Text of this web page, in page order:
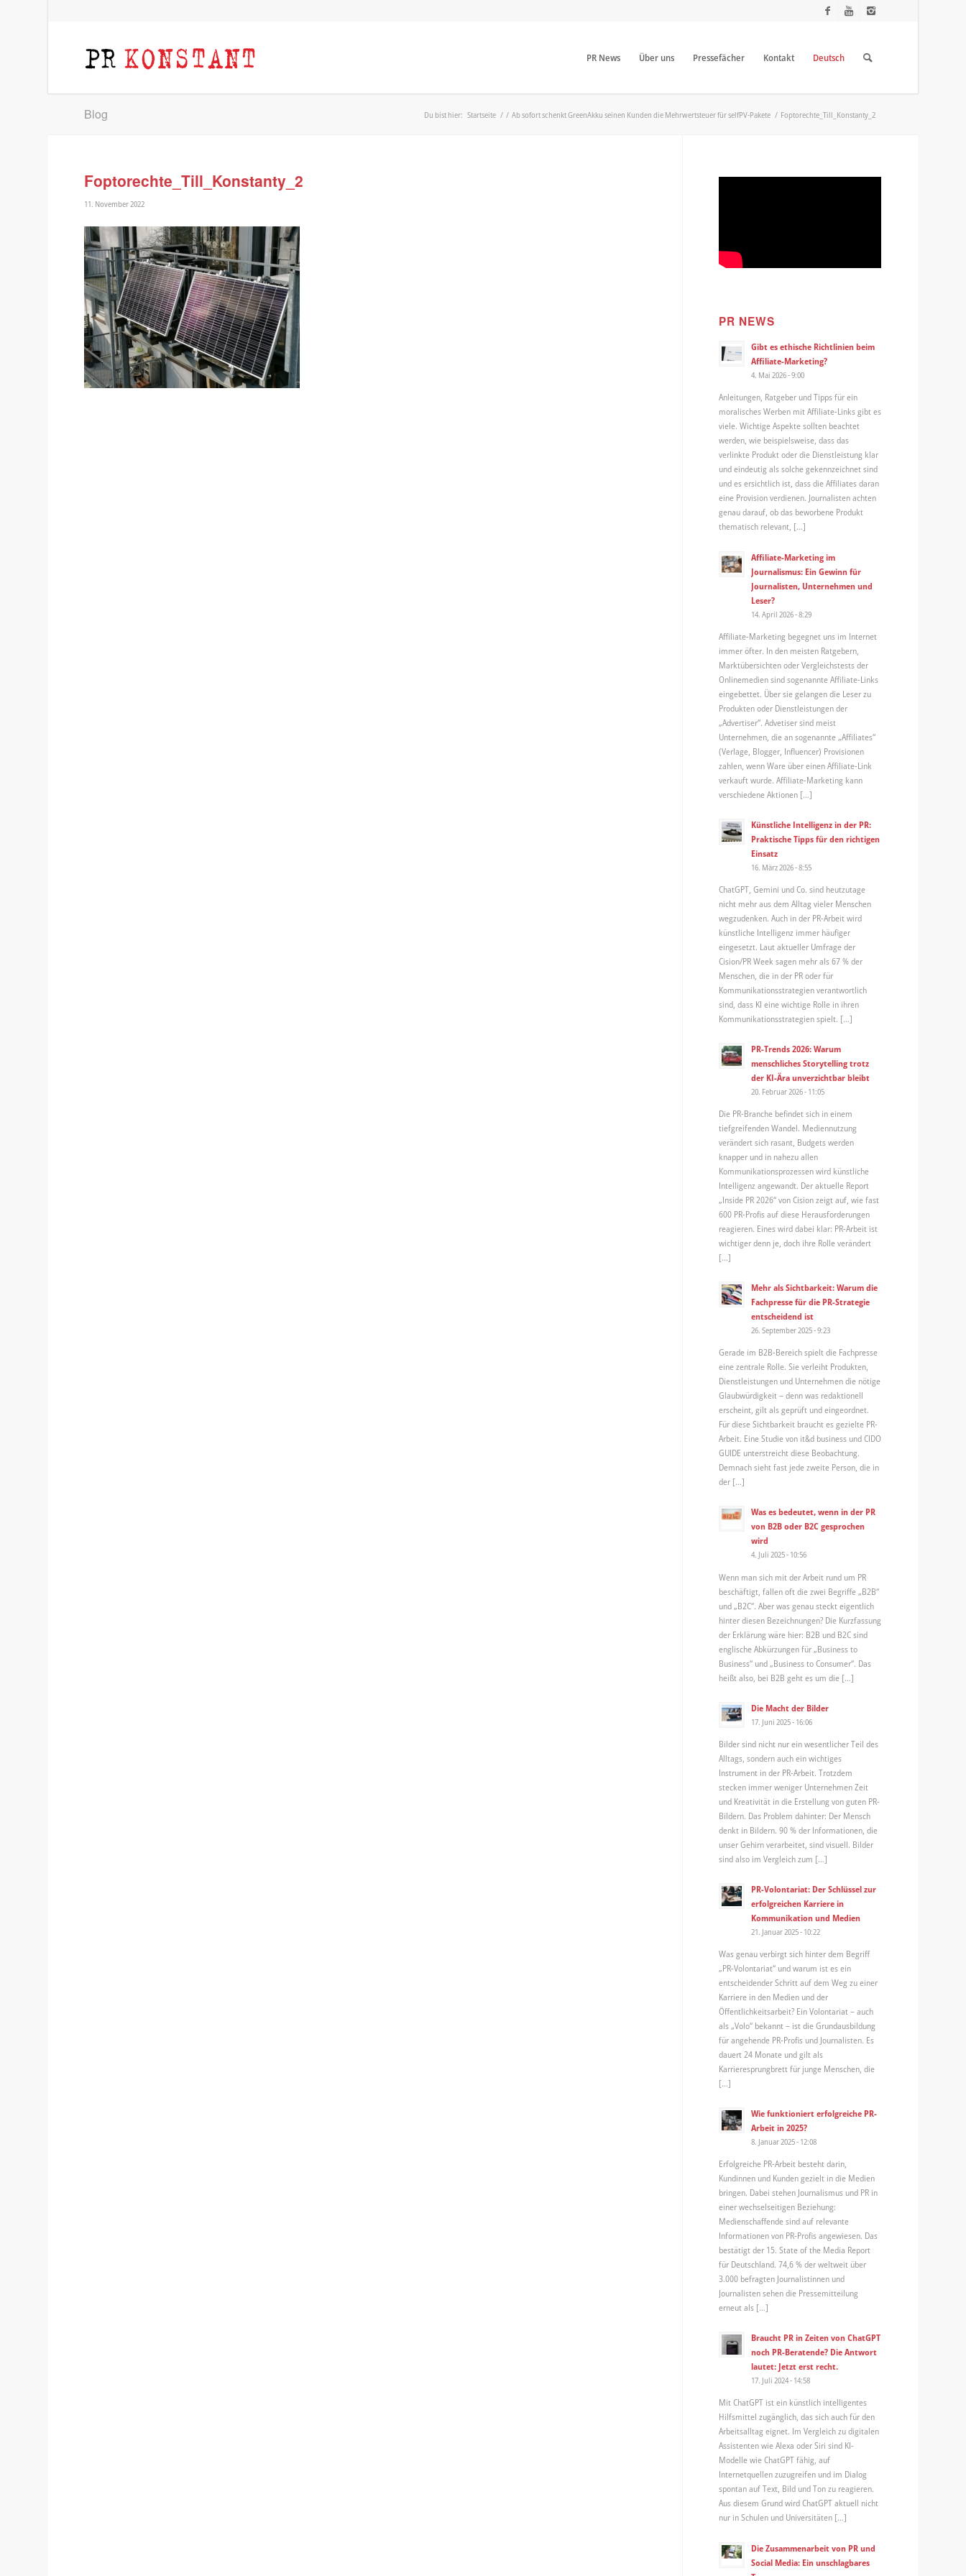
PR News Über uns Pressefächer Kontakt Deutsch
Blog Du bist hier: Startseite / / Ab sofort schenkt GreenAkku seinen Kunden die Mehrwertsteuer für selfPV-Pakete / Foptorechte_Till_Konstanty_2
Foptorechte_Till_Konstanty_2
11. November 2022
PR NEWS
Gibt es ethische Richtlinien beim
Affiliate-Marketing?
4. Mai 2026 - 9:00
Anleitungen, Ratgeber und Tipps für ein
moralisches Werben mit Affiliate-Links gibt es
viele. Wichtige Aspekte sollten beachtet
werden, wie beispielsweise, dass das
verlinkte Produkt oder die Dienstleistung klar
und eindeutig als solche gekennzeichnet sind
und es ersichtlich ist, dass die Affiliates daran
eine Provision verdienen. Journalisten achten
genau darauf, ob das beworbene Produkt
thematisch relevant, […]
Affiliate-Marketing im
Journalismus: Ein Gewinn für
Journalisten, Unternehmen und
Leser?
14. April 2026 - 8:29
Affiliate-Marketing begegnet uns im Internet
immer öfter. In den meisten Ratgebern,
Marktübersichten oder Vergleichstests der
Onlinemedien sind sogenannte Affiliate-Links
eingebettet. Über sie gelangen die Leser zu
Produkten oder Dienstleistungen der
„Advertiser“. Advetiser sind meist
Unternehmen, die an sogenannte „Affiliates“
(Verlage, Blogger, Influencer) Provisionen
zahlen, wenn Ware über einen Affiliate-Link
verkauft wurde. Affiliate-Marketing kann
verschiedene Aktionen […]
Künstliche Intelligenz in der PR:
Praktische Tipps für den richtigen
Einsatz
16. März 2026 - 8:55
ChatGPT, Gemini und Co. sind heutzutage
nicht mehr aus dem Alltag vieler Menschen
wegzudenken. Auch in der PR-Arbeit wird
künstliche Intelligenz immer häufiger
eingesetzt. Laut aktueller Umfrage der
Cision/PR Week sagen mehr als 67 % der
Menschen, die in der PR oder für
Kommunikationsstrategien verantwortlich
sind, dass KI eine wichtige Rolle in ihren
Kommunikationsstrategien spielt. […]
PR-Trends 2026: Warum
menschliches Storytelling trotz
der KI-Ära unverzichtbar bleibt
20. Februar 2026 - 11:05
Die PR-Branche befindet sich in einem
tiefgreifenden Wandel. Mediennutzung
verändert sich rasant, Budgets werden
knapper und in nahezu allen
Kommunikationsprozessen wird künstliche
Intelligenz angewandt. Der aktuelle Report
„Inside PR 2026“ von Cision zeigt auf, wie fast
600 PR-Profis auf diese Herausforderungen
reagieren. Eines wird dabei klar: PR-Arbeit ist
wichtiger denn je, doch ihre Rolle verändert
[…]
Mehr als Sichtbarkeit: Warum die
Fachpresse für die PR-Strategie
entscheidend ist
26. September 2025 - 9:23
Gerade im B2B-Bereich spielt die Fachpresse
eine zentrale Rolle. Sie verleiht Produkten,
Dienstleistungen und Unternehmen die nötige
Glaubwürdigkeit – denn was redaktionell
erscheint, gilt als geprüft und eingeordnet.
Für diese Sichtbarkeit braucht es gezielte PR-
Arbeit. Eine Studie von it&d business und CIDO
GUIDE unterstreicht diese Beobachtung.
Demnach sieht fast jede zweite Person, die in
der […]
Was es bedeutet, wenn in der PR
von B2B oder B2C gesprochen
wird
4. Juli 2025 - 10:56
Wenn man sich mit der Arbeit rund um PR
beschäftigt, fallen oft die zwei Begriffe „B2B“
und „B2C“. Aber was genau steckt eigentlich
hinter diesen Bezeichnungen? Die Kurzfassung
der Erklärung wäre hier: B2B und B2C sind
englische Abkürzungen für „Business to
Business“ und „Business to Consumer“. Das
heißt also, bei B2B geht es um die […]
Die Macht der Bilder
17. Juni 2025 - 16:06
Bilder sind nicht nur ein wesentlicher Teil des
Alltags, sondern auch ein wichtiges
Instrument in der PR-Arbeit. Trotzdem
stecken immer weniger Unternehmen Zeit
und Kreativität in die Erstellung von guten PR-
Bildern. Das Problem dahinter: Der Mensch
denkt in Bildern. 90 % der Informationen, die
unser Gehirn verarbeitet, sind visuell. Bilder
sind also im Vergleich zum […]
PR-Volontariat: Der Schlüssel zur
erfolgreichen Karriere in
Kommunikation und Medien
21. Januar 2025 - 10:22
Was genau verbirgt sich hinter dem Begriff
„PR-Volontariat“ und warum ist es ein
entscheidender Schritt auf dem Weg zu einer
Karriere in den Medien und der
Öffentlichkeitsarbeit? Ein Volontariat – auch
als „Volo“ bekannt – ist die Grundausbildung
für angehende PR-Profis und Journalisten. Es
dauert 24 Monate und gilt als
Karrieresprungbrett für junge Menschen, die
[…]
Wie funktioniert erfolgreiche PR-
Arbeit in 2025?
8. Januar 2025 - 12:08
Erfolgreiche PR-Arbeit besteht darin,
Kundinnen und Kunden gezielt in die Medien
bringen. Dabei stehen Journalismus und PR in
einer wechselseitigen Beziehung:
Medienschaffende sind auf relevante
Informationen von PR-Profis angewiesen. Das
bestätigt der 15. State of the Media Report
für Deutschland. 74,6 % der weltweit über
3.000 befragten Journalistinnen und
Journalisten sehen die Pressemitteilung
erneut als […]
Braucht PR in Zeiten von ChatGPT
noch PR-Beratende? Die Antwort
lautet: Jetzt erst recht.
17. Juli 2024 - 14:58
Mit ChatGPT ist ein künstlich intelligentes
Hilfsmittel zugänglich, das sich auch für den
Arbeitsalltag eignet. Im Vergleich zu digitalen
Assistenten wie Alexa oder Siri sind KI-
Modelle wie ChatGPT fähig, auf
Internetquellen zuzugreifen und im Dialog
spontan auf Text, Bild und Ton zu reagieren.
Aus diesem Grund wird ChatGPT aktuell nicht
nur in Schulen und Universitäten […]
Die Zusammenarbeit von PR und
Social Media: Ein unschlagbares